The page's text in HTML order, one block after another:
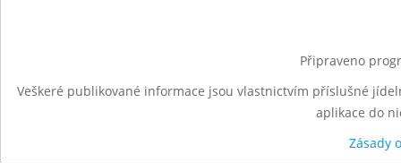
Připraveno
Veškeré publikované informace jsou vlastnictvím příslušné
aplikace do
Zásady